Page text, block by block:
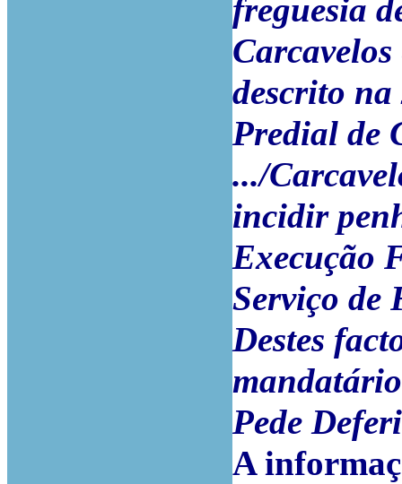
freguesia
descrito na
Predial de
.../
incidir
Execução
Serviço de
Destes
Pede
A